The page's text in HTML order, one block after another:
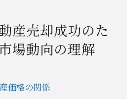
とその影響
ントが語る市場動向
勢崎市で効果的な不動産売
産売却成功のた
場動向の理解
価格の関係